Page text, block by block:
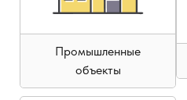
Промышленные
объекты